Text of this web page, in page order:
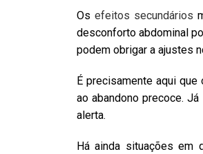
Os efeitos secundários
desconforto abdominal
podem obrigar a ajustes
É precisamente aqui
ao abandono precoce.
alerta.
Há ainda situações em